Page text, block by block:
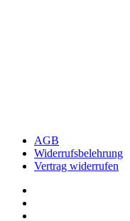
AGB
Widerrufsbelehrung
Vertrag widerrufen